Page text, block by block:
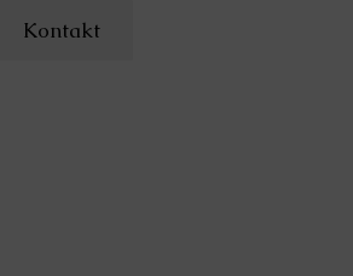
Kontakt